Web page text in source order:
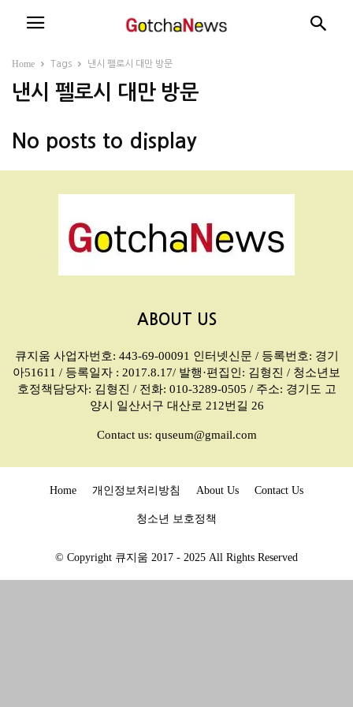
Home Tags 낸시 펠로시 대만 방문
낸시 펠로시 대만 방문
No posts to display
ABOUT US
큐지움 사업자번호: 443-69-00091 인터넷신문 / 등록번호: 경기
아51611 / 등록일자 : 2017.8.17/ 발행·편집인: 김형진 / 청소년보
호정책담당자: 김형진 / 전화: 010-3289-0505 / 주소: 경기도 고
양시 일산서구 대산로 212번길 26
Contact us: quseum@gmail.com
Home 개인정보처리방침 About Us Contact Us
청소년 보호정책
© Copyright 큐지움 2017 - 2025 All Rights Reserved